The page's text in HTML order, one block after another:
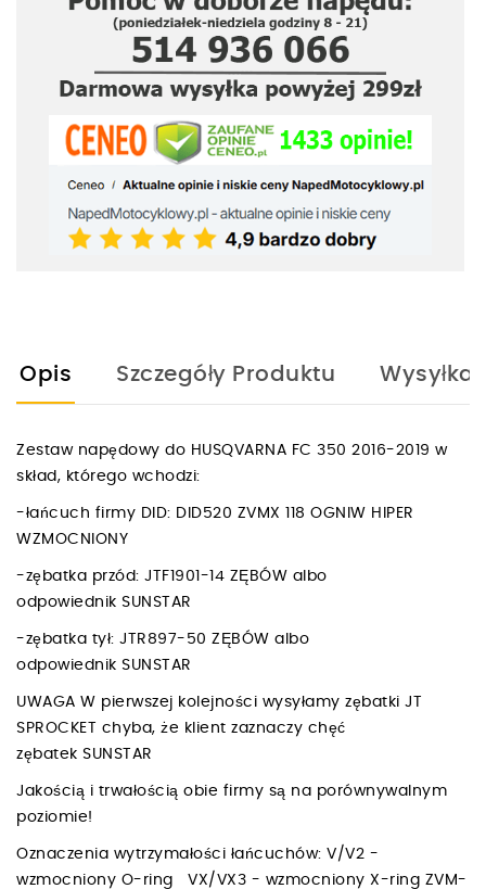
Opis Szczegóły Produktu Wysyłka
Zestaw napędowy do HUSQVARNA FC 350 2016-2019 w
skład, którego wchodzi:
-łańcuch firmy DID: DID520 ZVMX 118 OGNIW HIPER
WZMOCNIONY
-zębatka przód: JTF1901-14 ZĘBÓW albo
odpowiednik SUNSTAR
-zębatka tył: JTR897-50 ZĘBÓW albo
odpowiednik SUNSTAR
UWAGA W pierwszej kolejności wysyłamy zębatki JT
SPROCKET chyba, że klient zaznaczy chęć
zębatek SUNSTAR
Jakością i trwałością obie firmy są na porównywalnym
poziomie!
Oznaczenia wytrzymałości łańcuchów: V/V2 -
wzmocniony O-ring VX/VX3 - wzmocniony X-ring ZVM-